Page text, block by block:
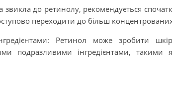
до ретинолу, рекомендується
переходити до більш
Ретинол може зробити
подразливими інгредієнтами, такими